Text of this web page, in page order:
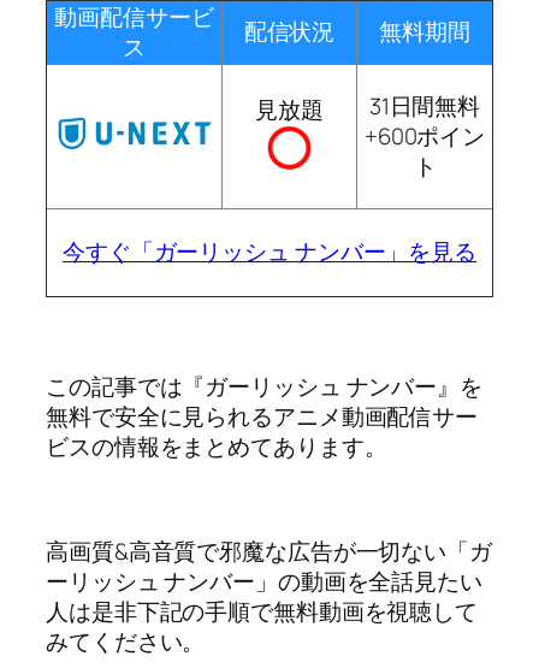
動画配信サービ
ス
配信状況 無料期間
見放題
31日間無料
+600ポイン
ト
今すぐ「ガーリッシュ ナンバー」を見る
この記事では『ガーリッシュ ナンバー』を
無料で安全に見られるアニメ動画配信サー
ビスの情報をまとめてあります。
高画質&高音質で邪魔な広告が一切ない「ガ
ーリッシュ ナンバー」の動画を全話見たい
人は是非下記の手順で無料動画を視聴して
みてください。